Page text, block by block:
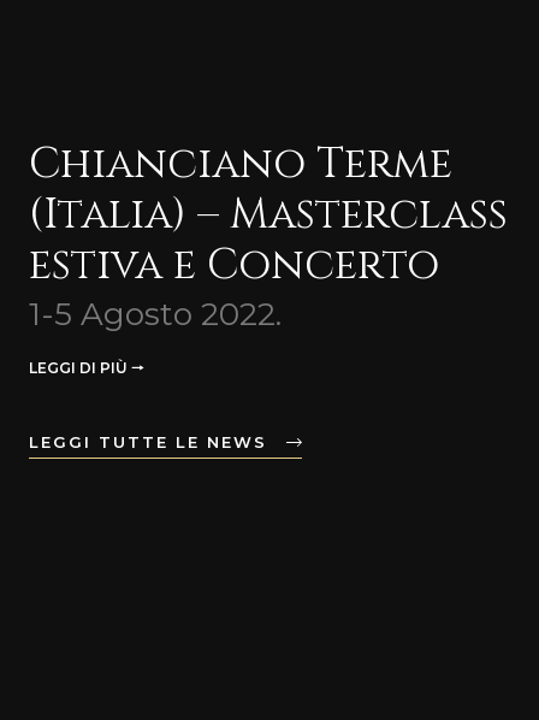
Chianciano Terme
(Italia) – Masterclass
estiva e Concerto
1-5 Agosto 2022.
LEGGI DI PIÙ 🠒
LEGGI TUTTE LE NEWS